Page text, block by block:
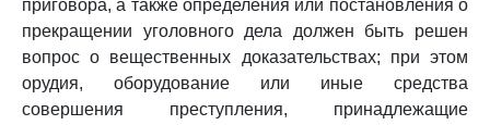
приговора, а также определения или постановления о
прекращении уголовного дела должен быть решен
вопрос о вещественных доказательствах; при этом
орудия, оборудование или иные средства
совершения преступления, принадлежащие